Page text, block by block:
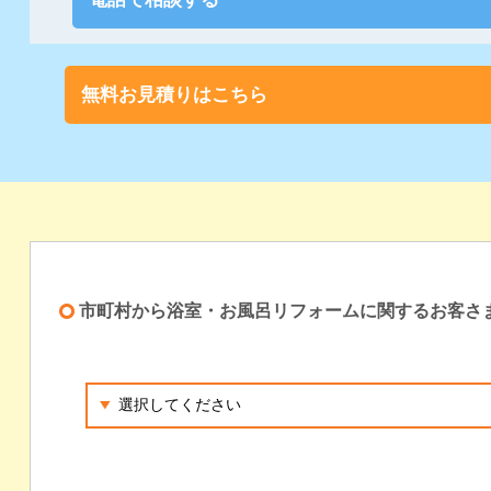
無料お見積りはこちら
市町村から浴室・お風呂リフォームに関するお客さ